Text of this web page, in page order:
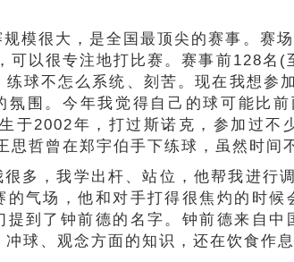
规模很大，是全国最顶尖的赛事。赛
可以很专注地打比赛。赛事前128名
练球不怎么系统、刻苦。现在我想参
氛围。今年我觉得自己的球可能比
于2002年，打过斯诺克，参加过不
思哲曾在郑宇伯手下练球，虽然时间
很多，我学出杆、站位，他帮我进行
的气场，他和对手打得很焦灼的时候
提到了钟前德的名字。钟前德来自
球、观念方面的知识，还在饮食作